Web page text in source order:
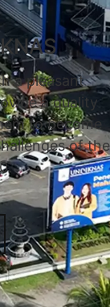
a pleasant
a quality
to become
of the